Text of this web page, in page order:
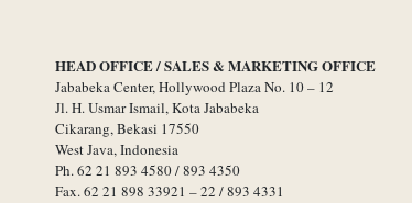
HEAD OFFICE / SALES & MARKETING OFFICE
Jababeka Center, Hollywood Plaza No. 10 – 12
Jl. H. Usmar Ismail, Kota Jababeka
Cikarang, Bekasi 17550
West Java, Indonesia
Ph. 62 21 893 4580 / 893 4350
Fax. 62 21 898 33921 – 22 / 893 4331